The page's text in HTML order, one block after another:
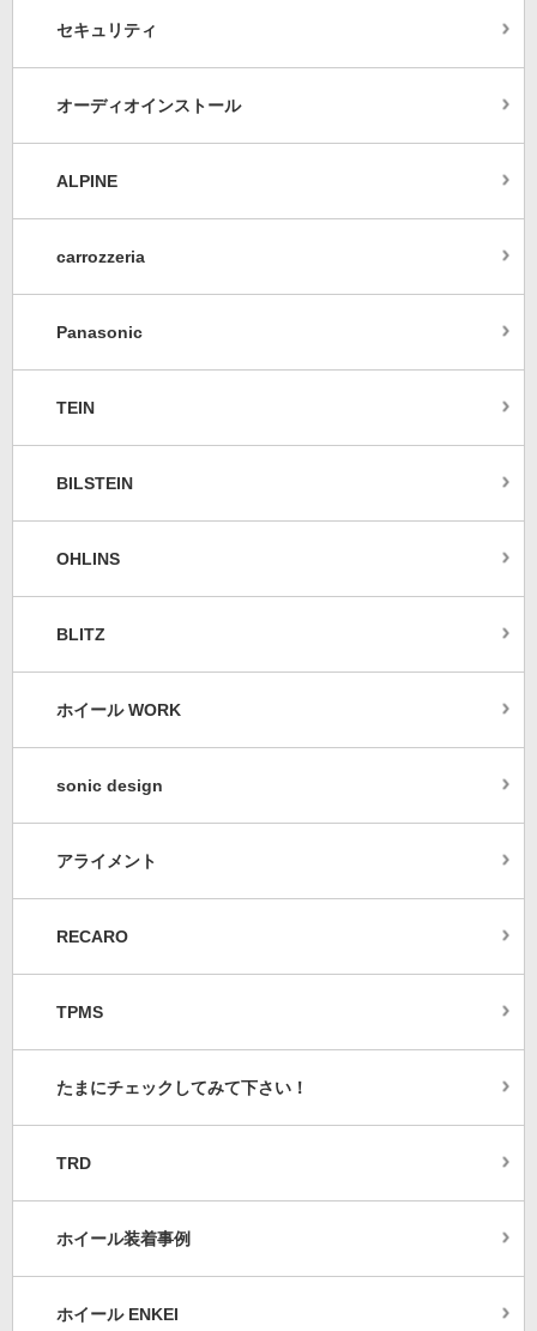
セキュリティ
オーディオインストール
ALPINE
carrozzeria
Panasonic
TEIN
BILSTEIN
OHLINS
BLITZ
ホイール WORK
sonic design
アライメント
RECARO
TPMS
たまにチェックしてみて下さい！
TRD
ホイール装着事例
ホイール ENKEI